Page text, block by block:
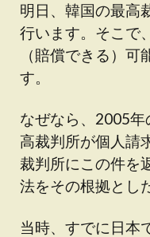
明日、韓国の最高
行います。そこで
（賠償できる）
す。
なぜなら、2005
高裁判所が個人請
裁判所にこの件を
法をその根拠とし
当時、すでに日本